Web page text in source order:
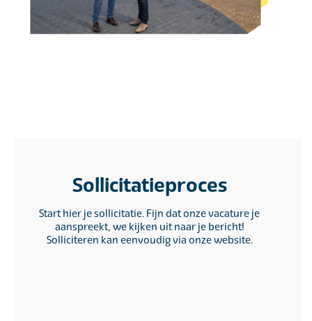
Sollicitatieproces
Start hier je sollicitatie. Fijn dat onze vacature je
aanspreekt, we kijken uit naar je bericht!
Solliciteren kan eenvoudig via onze website.